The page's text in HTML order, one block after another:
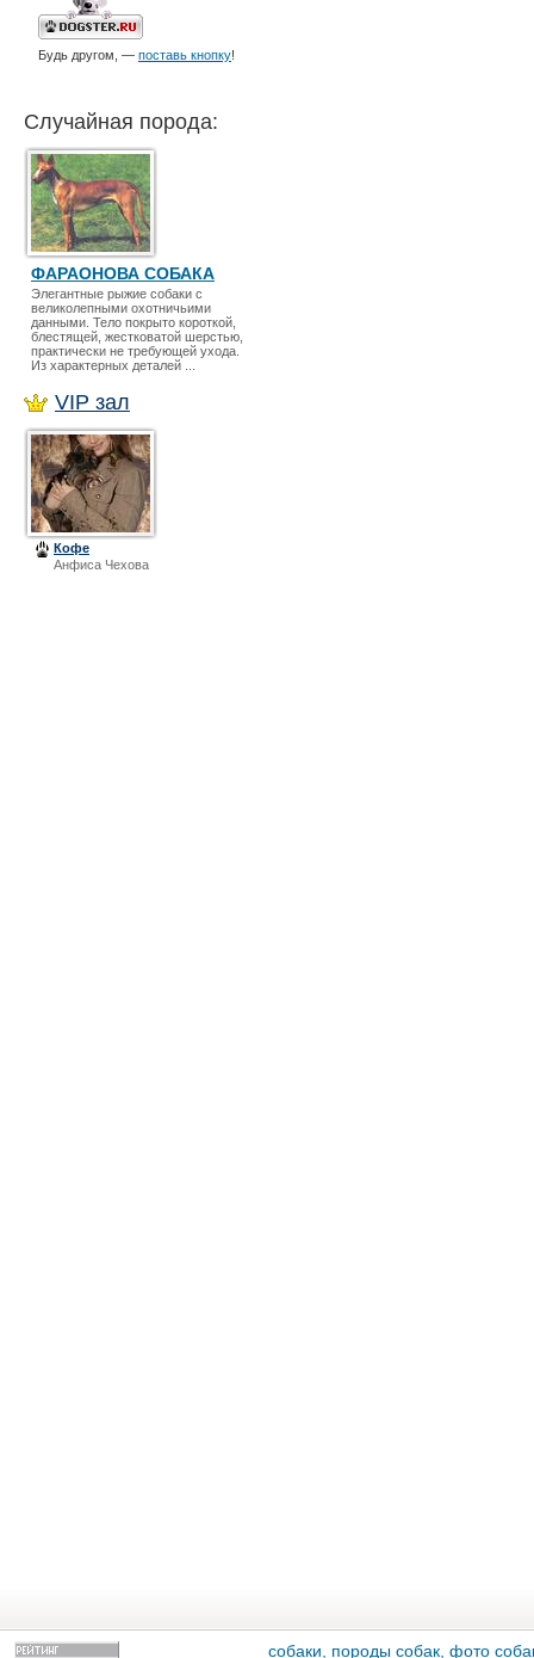
Будь другом, — поставь кнопку!
Случайная порода:
ФАРАОНОВА СОБАКА
Элегантные рыжие собаки с
великолепными охотничьими
данными. Тело покрыто короткой,
блестящей, жестковатой шерстью,
практически не требующей ухода.
Из характерных деталей ...
VIP зал
Кофе
Анфиса Чехова
собаки, породы собак, фото